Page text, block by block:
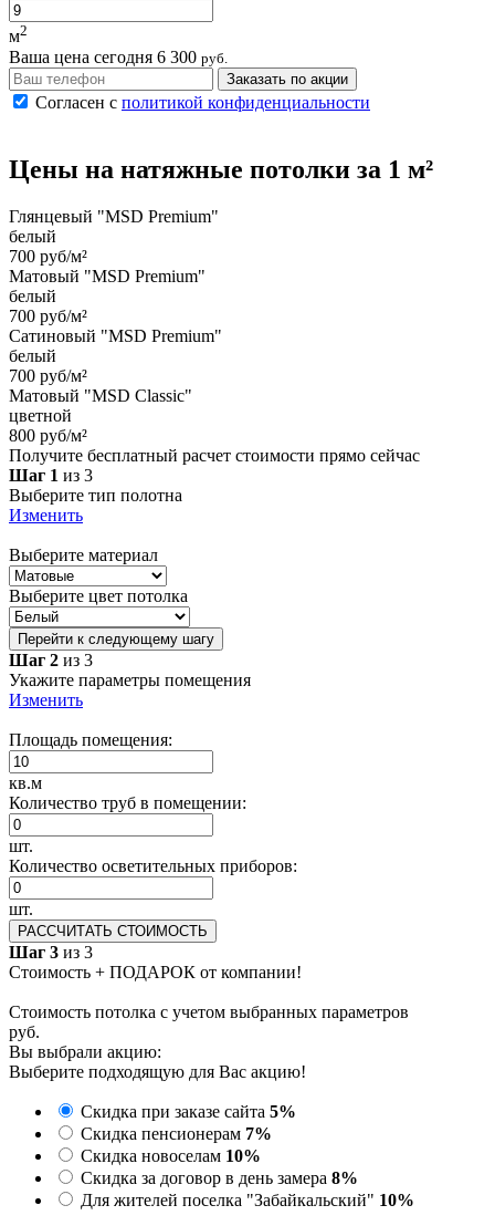
м2
Ваша цена сегодня 6 300 руб.
Заказать по акции
Согласен с политикой конфиденциальности
Цены на натяжные потолки за 1 м²
Глянцевый "MSD Premium"
белый
700 руб/м²
Матовый "MSD Premium"
белый
700 руб/м²
Сатиновый "MSD Premium"
белый
700 руб/м²
Матовый "MSD Classic"
цветной
800 руб/м²
Получите бесплатный расчет стоимости прямо сейчас
Шаг 1 из 3
Выберите тип полотна
Изменить
Выберите материал
Выберите цвет потолка
Перейти к следующему шагу
Шаг 2 из 3
Укажите параметры помещения
Изменить
Площадь помещения:
кв.м
Количество труб в помещении:
шт.
Количество осветительных приборов:
шт.
РАССЧИТАТЬ СТОИМОСТЬ
Шаг 3 из 3
Стоимость + ПОДАРОК от компании!
Стоимость потолка с учетом выбранных параметров
руб.
Вы выбрали акцию:
Выберите подходящую для Вас акцию!
Скидка при заказе сайта 5%
Скидка пенсионерам 7%
Скидка новоселам 10%
Скидка за договор в день замера 8%
Для жителей поселка "Забайкальский" 10%